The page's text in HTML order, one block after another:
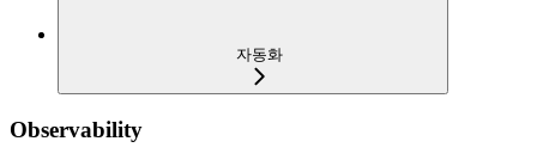
자동화
Observability